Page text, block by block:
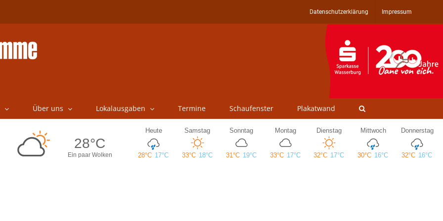
Datenschutzerklärung Impressum
Über uns Lokalausgaben Termine Schaufenster Plakatwand